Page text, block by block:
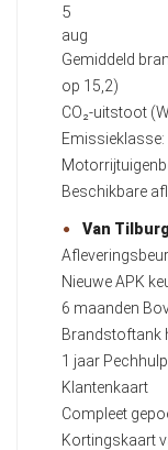
5
aug
Gemiddeld
op 15,2)
CO₂-uitstoot
Emissieklasse:
Beschikbare
Van
Nieuwe APK
6 maanden
Brandstoftank
1 jaar
Klantenkaart
Compleet
Kortingskaart